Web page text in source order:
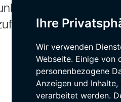
Ihre
Wir verwenden
Webseite. Einige von
personenbezogene
Anzeigen und
verarbeitet werden.
der
ist.